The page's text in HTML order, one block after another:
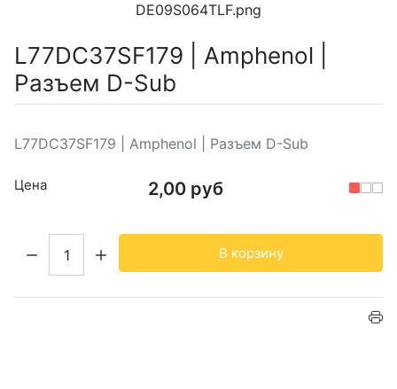
DE09S064TLF.png
L77DC37SF179 | Amphenol |
Разъем D-Sub
L77DC37SF179 | Amphenol | Разъем D-Sub
Цена 2,00 руб
В корзину